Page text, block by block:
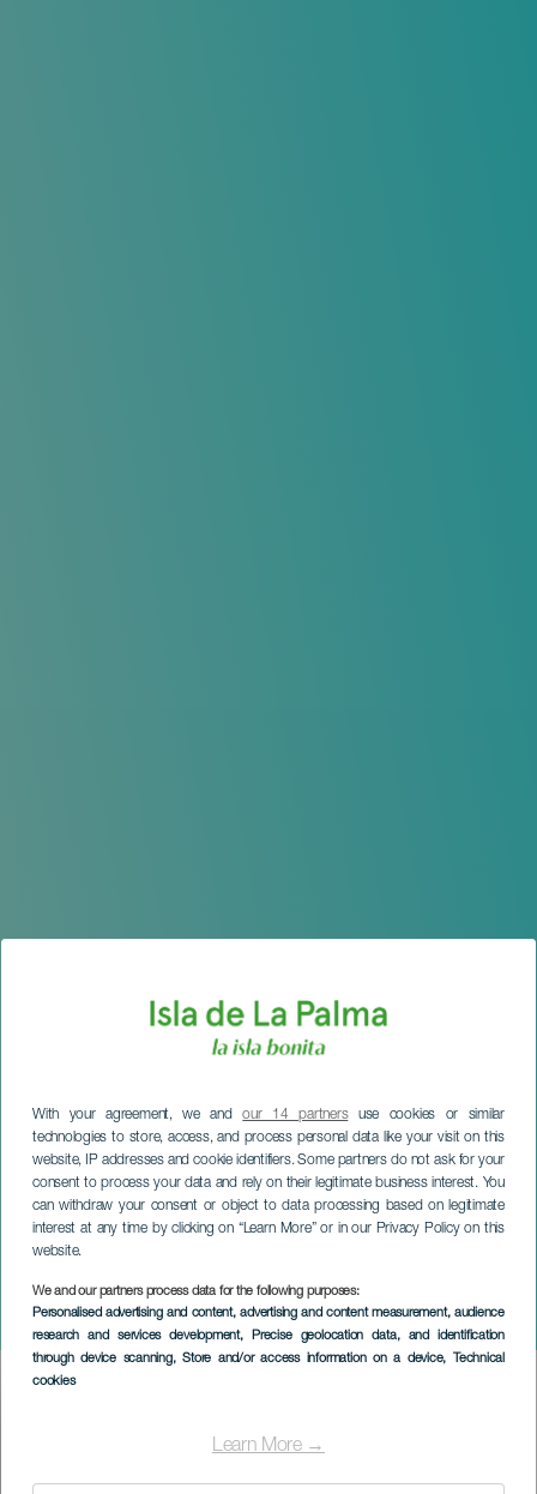
With your agreement, we andour 14 partnersuse cookies or similar
technologies to store, access, and process personal data like your visit on this
website, IP addresses and cookie identifiers. Some partners do not ask for your
consent to process your data and rely on their legitimate business interest. You
can withdraw your consent or object to data processing based on legitimate
interest at any time by clicking on “Learn More” or in our Privacy Policy on this
website.
We and our partners process data for the following purposes:
Personalised advertising and content, advertising and content measurement, audience
research and services development, Precise geolocation data, and identification
through device scanning, Store and/or access information on a device, Technical
cookies
Learn More →
Legender om himlen
under månskenet
LA PALMA
Imagen